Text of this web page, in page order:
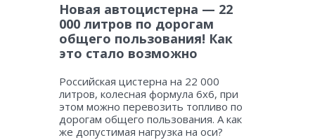
Новая автоцистерна — 22
000 литров по дорогам
общего пользования! Как
это стало возможно
Российская цистерна на 22 000
литров, колесная формула 6х6, при
этом можно перевозить топливо по
дорогам общего пользования. А как
же допустимая нагрузка на оси?